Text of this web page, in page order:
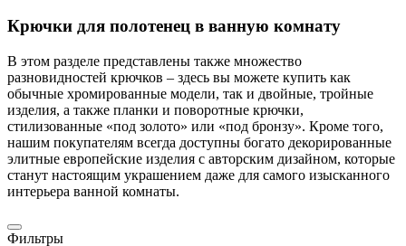
Крючки для полотенец в ванную комнату
В этом разделе представлены также множество
разновидностей крючков – здесь вы можете купить как
обычные хромированные модели, так и двойные, тройные
изделия, а также планки и поворотные крючки,
стилизованные «под золото» или «под бронзу». Кроме того,
нашим покупателям всегда доступны богато декорированные
элитные европейские изделия с авторским дизайном, которые
станут настоящим украшением даже для самого изысканного
интерьера ванной комнаты.
Фильтры